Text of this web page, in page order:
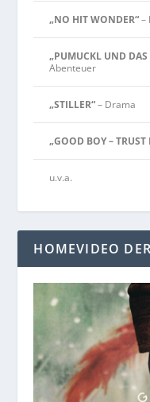
„NO HIT WONDER“–
„PUMUCKL UND DAS
Abenteuer
„STILLER“– Drama
„GOOD BOY –
u.v.a.
HOMEVIDEO